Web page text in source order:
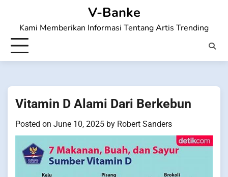
content
V-Banke
Kami Memberikan Informasi Tentang Artis Trending
Vitamin D Alami Dari Berkebun
Posted on June 10, 2025 by Robert Sanders